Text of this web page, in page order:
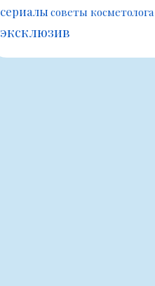
сериалы советы косметолога
эксклюзив